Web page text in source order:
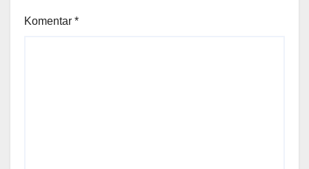
Komentar *